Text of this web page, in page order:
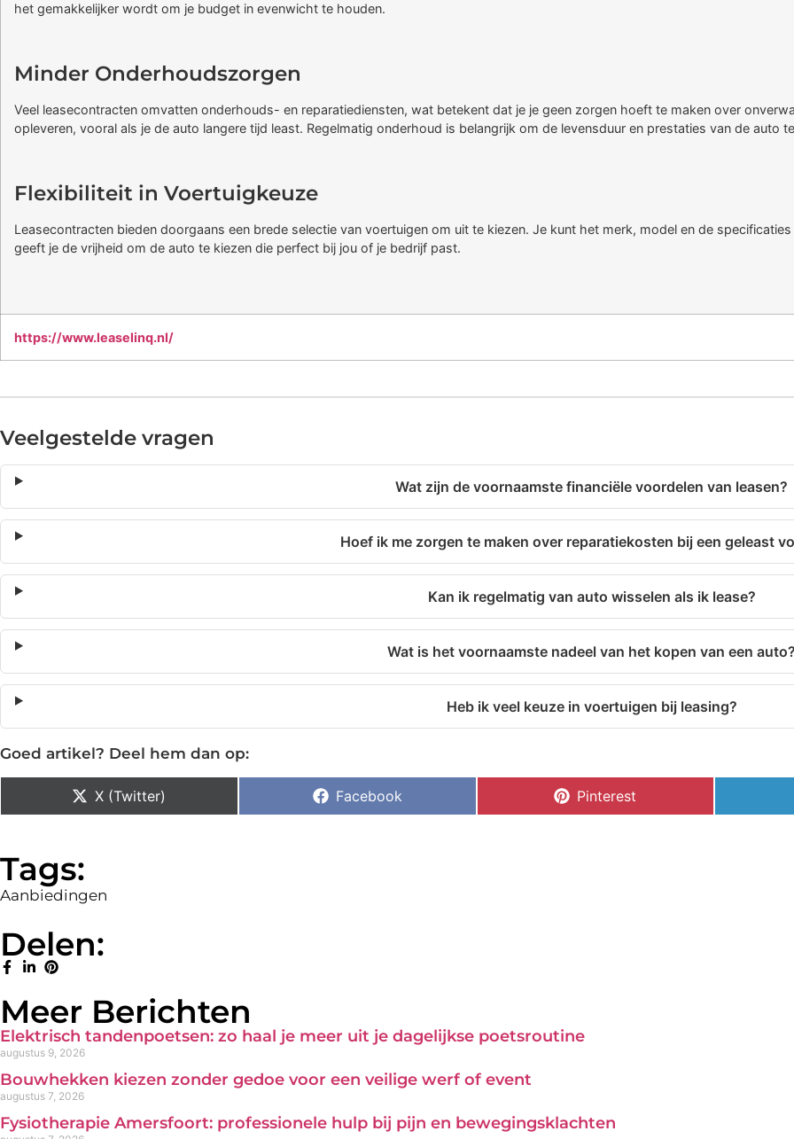
het gemakkelijker wordt om je budget in evenwicht te houden.
Minder Onderhoudszorgen
Veel leasecontracten omvatten onderhouds- en reparatiediensten, wat betekent dat je je geen zorgen hoeft te maken over
opleveren, vooral als je de auto langere tijd least. Regelmatig onderhoud is belangrijk om de levensduur en prestaties van de auto
Flexibiliteit in Voertuigkeuze
Leasecontracten bieden doorgaans een brede selectie van voertuigen om uit te kiezen. Je kunt het merk, model en de
geeft je de vrijheid om de auto te kiezen die perfect bij jou of je bedrijf past.
https://www.leaselinq.nl/
Veelgestelde vragen
Wat zijn de voornaamste financiële voordelen van leasen?
Hoef ik me zorgen te maken over reparatiekosten bij een geleast
Kan ik regelmatig van auto wisselen als ik lease?
Wat is het voornaamste nadeel van het kopen van een auto?
Heb ik veel keuze in voertuigen bij leasing?
Goed artikel? Deel hem dan op:
X (Twitter) Facebook Pinterest
Tags:
Aanbiedingen
Delen:
Meer Berichten
Elektrisch tandenpoetsen: zo haal je meer uit je dagelijkse poetsroutine
augustus 9, 2026
Bouwhekken kiezen zonder gedoe voor een veilige werf of event
augustus 7, 2026
Fysiotherapie Amersfoort: professionele hulp bij pijn en bewegingsklachten